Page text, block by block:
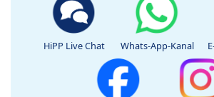
HiPP Live Chat Whats-App-Kanal